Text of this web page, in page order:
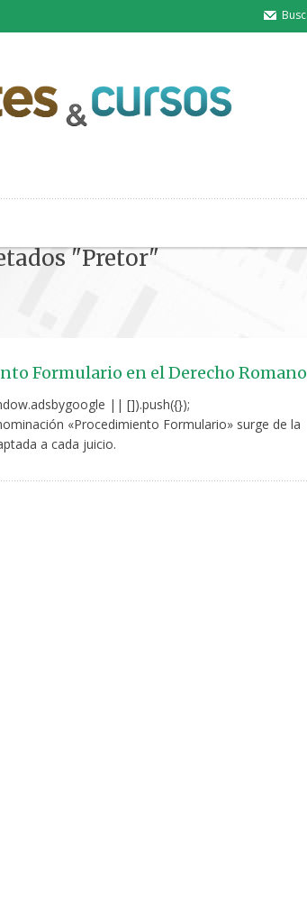
"Pretor"
Formulario en el Derecho
|| []).push({});
«Procedimiento Formulario» surge de la
a cada juicio.